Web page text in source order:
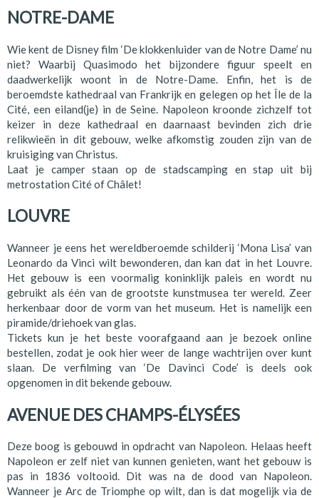
NOTRE-DAME
Wie kent de Disney film ‘De klokkenluider van de Notre Dame’ nu
niet? Waarbij Quasimodo het bijzondere figuur speelt en
daadwerkelijk woont in de Notre-Dame. Enfin, het is de
beroemdste kathedraal van Frankrijk en gelegen op het Île de la
Cité, een eiland(je) in de Seine. Napoleon kroonde zichzelf tot
keizer in deze kathedraal en daarnaast bevinden zich drie
relikwieën in dit gebouw, welke afkomstig zouden zijn van de
kruisiging van Christus.
Laat je camper staan op de stadscamping en stap uit bij
metrostation Cité of Châlet!
LOUVRE
Wanneer je eens het wereldberoemde schilderij ‘Mona Lisa’ van
Leonardo da Vinci wilt bewonderen, dan kan dat in het Louvre.
Het gebouw is een voormalig koninklijk paleis en wordt nu
gebruikt als één van de grootste kunstmusea ter wereld. Zeer
herkenbaar door de vorm van het museum. Het is namelijk een
piramide/driehoek van glas.
Tickets kun je het beste voorafgaand aan je bezoek online
bestellen, zodat je ook hier weer de lange wachtrijen over kunt
slaan. De verfilming van ‘De Davinci Code’ is deels ook
opgenomen in dit bekende gebouw.
AVENUE DES CHAMPS-ÉLYSÉES
Deze boog is gebouwd in opdracht van Napoleon. Helaas heeft
Napoleon er zelf niet van kunnen genieten, want het gebouw is
pas in 1836 voltooid. Dit was na de dood van Napoleon.
Wanneer je Arc de Triomphe op wilt, dan is dat mogelijk via de